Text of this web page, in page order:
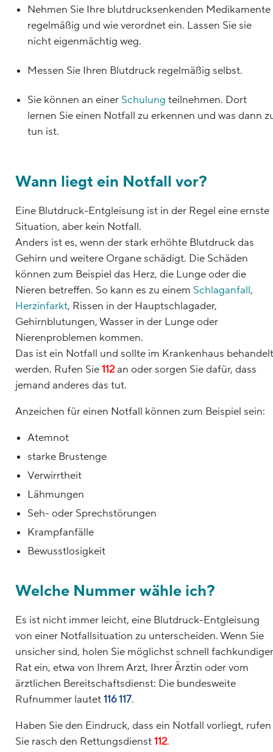
Nehmen Sie Ihre blutdrucksenkenden Medikamente
regelmäßig und wie verordnet ein. Lassen Sie sie
nicht eigenmächtig weg.
Messen Sie Ihren Blutdruck regelmäßig selbst.
Sie können an einer Schulung teilnehmen. Dort
lernen Sie einen Notfall zu erkennen und was dann
tun ist.
Wann liegt ein Notfall vor?
Eine Blutdruck-Entgleisung ist in der Regel eine ernste
Situation, aber kein Notfall.
Anders ist es, wenn der stark erhöhte Blutdruck das
Gehirn und weitere Organe schädigt. Die Schäden
können zum Beispiel das Herz, die Lunge oder die
Nieren betreffen. So kann es zu einem Schlaganfall,
Herzinfarkt, Rissen in der Hauptschlagader,
Gehirnblutungen, Wasser in der Lunge oder
Nierenproblemen kommen.
Das ist ein Notfall und sollte im Krankenhaus behandelt
werden. Rufen Sie112an oder sorgen Sie dafür, dass
jemand anderes das tut.
Anzeichen für einen Notfall können zum Beispiel sein:
Atemnot
starke Brustenge
Verwirrtheit
Lähmungen
Seh- oder Sprechstörungen
Krampfanfälle
Bewusstlosigkeit
Welche Nummer wähle ich?
Es ist nicht immer leicht, eine Blutdruck-Entgleisung
von einer Notfallsituation zu unterscheiden. Wenn Sie
unsicher sind, holen Sie möglichst schnell
Rat ein, etwa von Ihrem Arzt, Ihrer Ärztin oder vom
ärztlichen Bereitschaftsdienst: Die bundesweite
Rufnummer lautet116 117.
Haben Sie den Eindruck, dass ein Notfall vorliegt, rufen
Sie rasch den Rettungsdienst112.